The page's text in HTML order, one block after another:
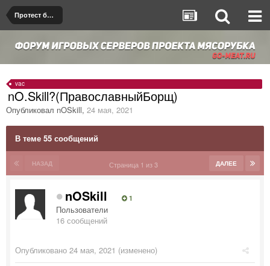
Протест бана/мута
vac
nO.Skill?(ПравославныйБорщ)
Опубликовал nOSkill, 24 мая, 2021
В теме 55 сообщений
НАЗАД ДАЛЕЕ
Страница 1 из 3
nOSkill 1
Пользователи
16 сообщений
Опубликовано 24 мая, 2021 (изменено)